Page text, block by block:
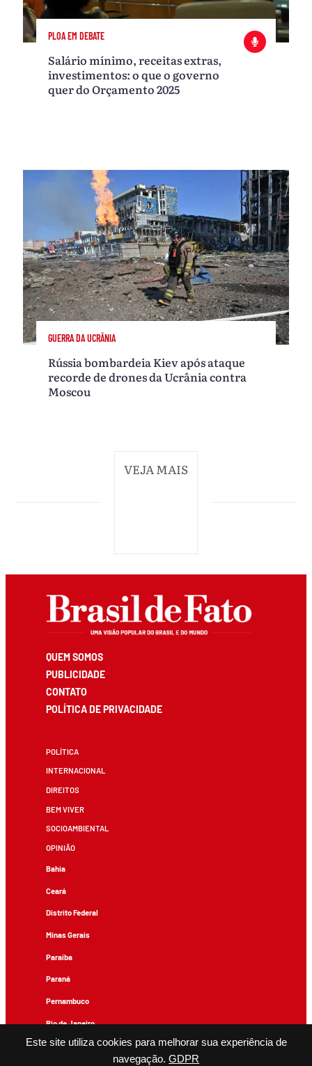
Este site utiliza cookies para melhorar sua experiência de
navegação. GDPR
PLOA EM DEBATE
Salário mínimo, receitas extras,
investimentos: o que o governo
quer do Orçamento 2025
GUERRA DA UCRÂNIA
Rússia bombardeia Kiev após ataque
recorde de drones da Ucrânia contra
Moscou
VEJA MAIS
QUEM SOMOS
PUBLICIDADE
CONTATO
POLÍTICA DE PRIVACIDADE
POLÍTICA
INTERNACIONAL
DIREITOS
BEM VIVER
SOCIOAMBIENTAL
OPINIÃO
Bahia
Ceará
Distrito Federal
Minas Gerais
Paraíba
Paraná
Pernambuco
Rio de Janeiro
Rio Grande do Sul